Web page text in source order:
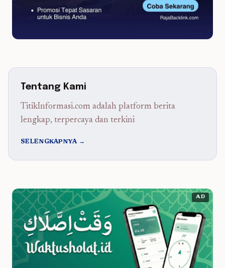
Tentang Kami
TitikInformasi.com adalah platform berita
lengkap, terpercaya dan terkini
SELENGKAPNYA →
AD